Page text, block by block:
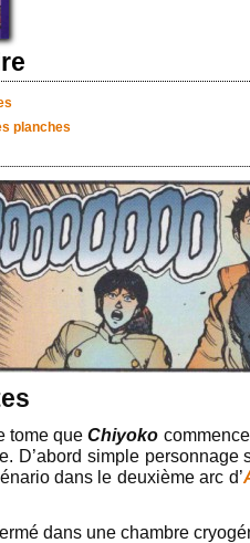
planches
tome queChiyoko
D’abord simple
dans le deuxième arc d’
dans une chambre